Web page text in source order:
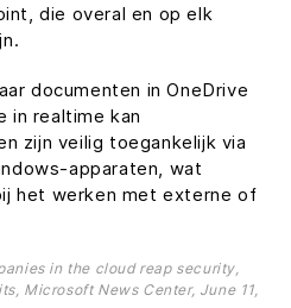
die overal en op elk
documenten in OneDrive
in realtime kan
zijn veilig toegankelijk via
apparaten, wat
het werken met externe of
in the cloud reap security,
Microsoft News Center, June 11,